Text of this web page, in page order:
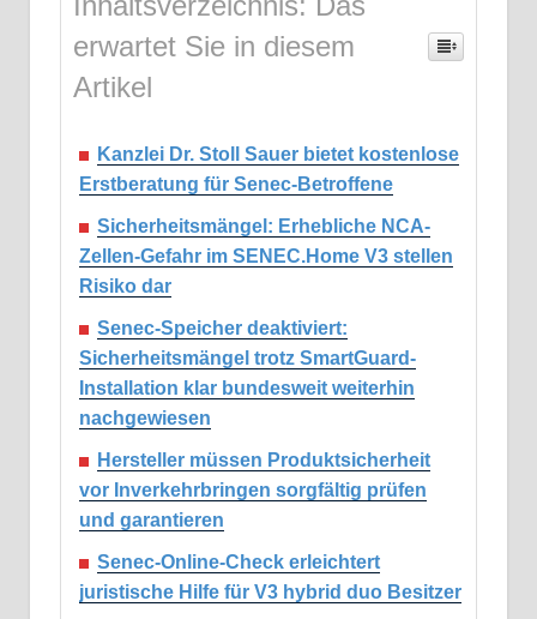
erwartet Sie in diesem
Artikel
Kanzlei Dr. Stoll Sauer bietet kostenlose
Erstberatung für Senec-Betroffene
Sicherheitsmängel: Erhebliche NCA-
Zellen-Gefahr im SENEC.Home V3 stellen
Risiko dar
Senec-Speicher deaktiviert:
Sicherheitsmängel trotz SmartGuard-
Installation klar bundesweit weiterhin
nachgewiesen
Hersteller müssen Produktsicherheit
vor Inverkehrbringen sorgfältig prüfen
und garantieren
Senec-Online-Check erleichtert
juristische Hilfe für V3 hybrid duo Besitzer